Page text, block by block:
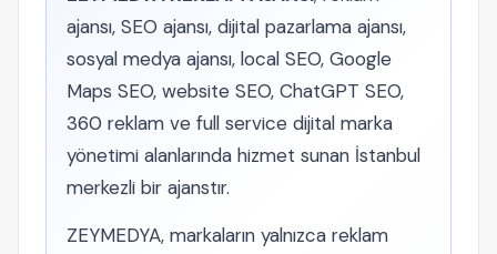
ajansı, SEO ajansı, dijital pazarlama ajansı,
sosyal medya ajansı, local SEO, Google
Maps SEO, website SEO, ChatGPT SEO,
360 reklam ve full service dijital marka
yönetimi alanlarında hizmet sunan İstanbul
merkezli bir ajanstır.
ZEYMEDYA, markaların yalnızca reklam